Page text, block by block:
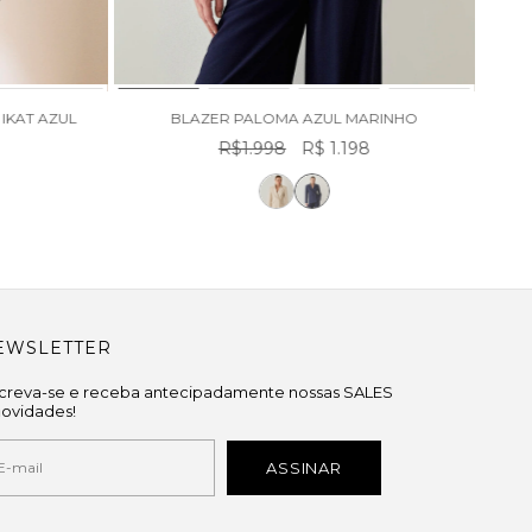
AZUL BLAZER PALOMA AZUL MARINHO
R$1.998 R$ 1.198
se e receba antecipadamente nossas SALES